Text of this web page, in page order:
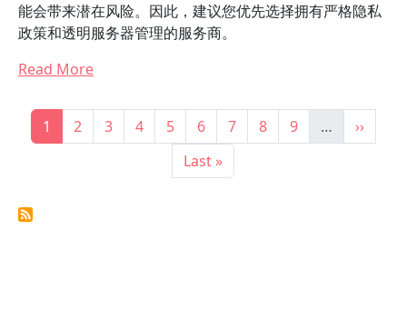
能会带来潜在风险。因此，建议您优先选择拥有严格隐私
政策和透明服务器管理的服务商。
Read More
Pagination
Current page
1 Page
2 Page
3 Page
4 Page
5 Page
6 Page
7 Page
8 Page
9 … Next
››
Last page
Last »